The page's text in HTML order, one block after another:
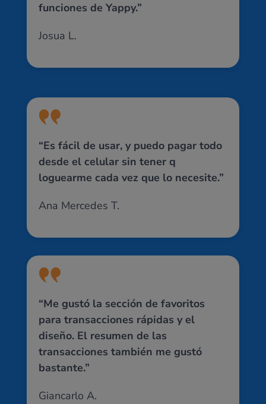
funciones de Yappy.”
Josua L.
“Es fácil de usar, y puedo pagar todo
desde el celular sin tener q
loguearme cada vez que lo necesite.”
Ana Mercedes T.
“Me gustó la sección de favoritos
para transacciones rápidas y el
diseño. El resumen de las
transacciones también me gustó
bastante.”
Giancarlo A.